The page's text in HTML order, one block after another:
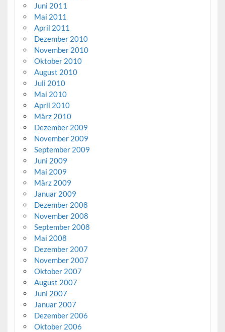
Juni 2011
Mai 2011
April 2011
Dezember 2010
November 2010
Oktober 2010
August 2010
Juli 2010
Mai 2010
April 2010
März 2010
Dezember 2009
November 2009
September 2009
Juni 2009
Mai 2009
März 2009
Januar 2009
Dezember 2008
November 2008
September 2008
Mai 2008
Dezember 2007
November 2007
Oktober 2007
August 2007
Juni 2007
Januar 2007
Dezember 2006
Oktober 2006